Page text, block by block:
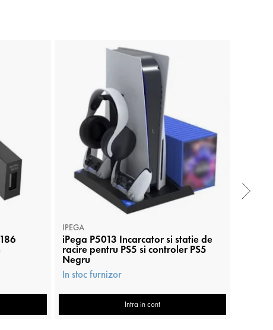
IPEGA
iPega P5013 Incarcator si statie de
racire pentru PS5 si controler PS5
Negru
In stoc furnizor
Intra in cont